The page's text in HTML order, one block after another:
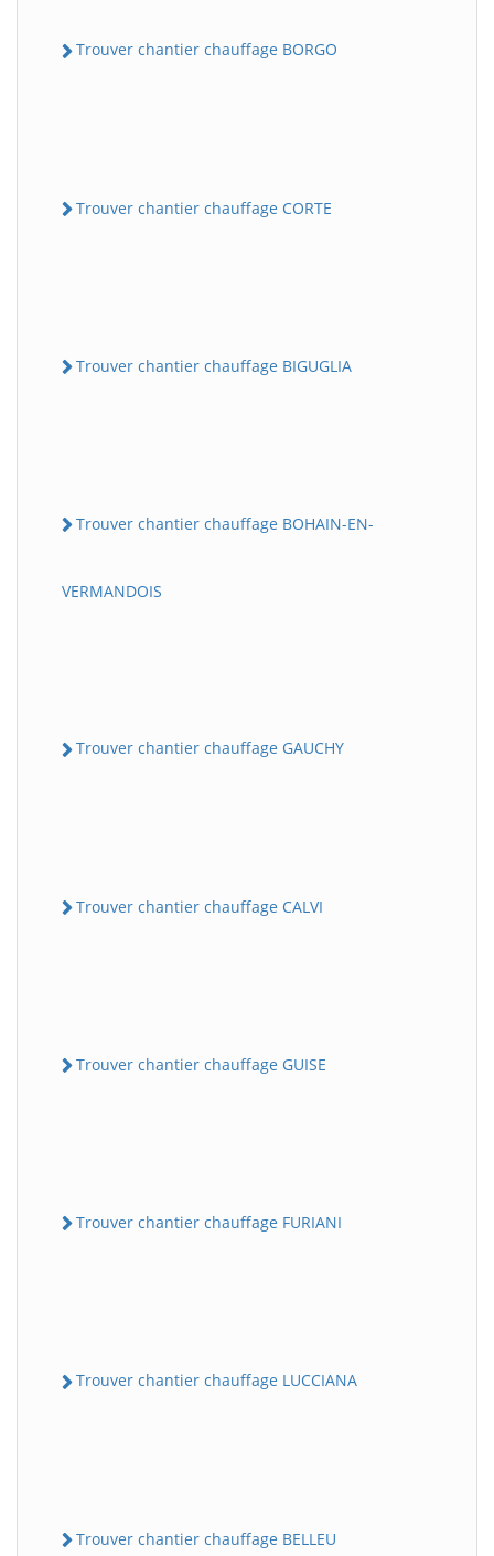
Trouver chantier chauffage BORGO
Trouver chantier chauffage CORTE
Trouver chantier chauffage BIGUGLIA
Trouver chantier chauffage BOHAIN-EN-
VERMANDOIS
Trouver chantier chauffage GAUCHY
Trouver chantier chauffage CALVI
Trouver chantier chauffage GUISE
Trouver chantier chauffage FURIANI
Trouver chantier chauffage LUCCIANA
Trouver chantier chauffage BELLEU